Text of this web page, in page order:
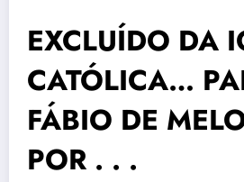
EXCLUÍDO DA
CATÓLICA…
FÁBIO DE
POR . . .